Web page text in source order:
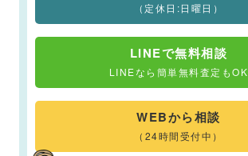
（定休日:日曜日）
LINEで無料相談
LINEなら簡単無料査定もOK
WEBから相談
（24時間受付中）